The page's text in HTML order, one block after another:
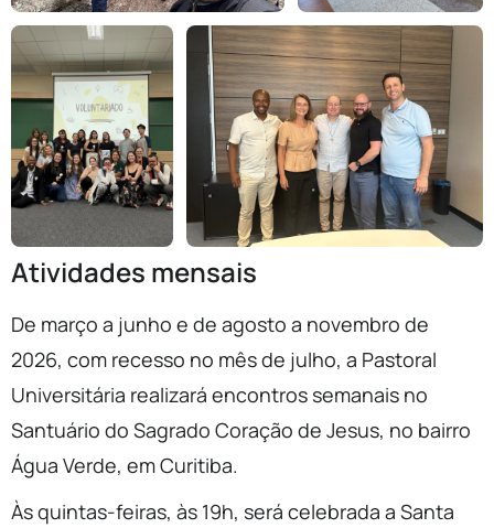
Atividades mensais
De março a junho e de agosto a novembro de
2026, com recesso no mês de julho, a Pastoral
Universitária realizará encontros semanais no
Santuário do Sagrado Coração de Jesus, no bairro
Água Verde, em Curitiba.
Às quintas-feiras, às 19h, será celebrada a Santa